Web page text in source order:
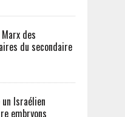
des
du secondaire
Israélien
embryons